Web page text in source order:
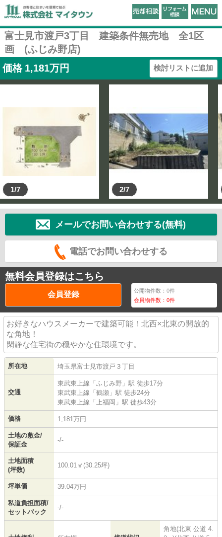
富士見市渡戸3丁目 建築条件無売地 全1区
画 (ふじみ野店)
価格 1,181万円 検討リストに追加
1/7 2/7
メールでお問い合わせする(無料)
電話でお問い合わせする
無料会員登録はこちら
会員登録 公開物件数：0件
会員物件数：0件
お好きなハウスメーカーで建築可能！北西×北東の開放的
な角地！
閑静な住宅街の穏やかな住環境です。
所在地 埼玉県富士見市渡戸 ３丁目
交通
東武東上線 「 ふじみ野 」駅 徒歩17分
東武東上線 「 鶴瀬 」駅 徒歩24分
東武東上線 「 上福岡 」駅 徒歩43分
価格 1,181万円
土地の敷金/
保証金
-/-
土地面積
(坪数)
100.01㎡(30.25坪)
坪単価 39.04万円
私道負担面積/
セットバック
-/-
角地(北東 公道 4.